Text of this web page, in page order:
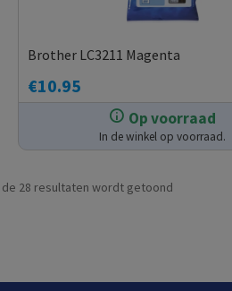
Op voorraad
In de winkel op voorraad.
Brother LC3211 Magenta
€10.95
de 28 resultaten wordt getoond